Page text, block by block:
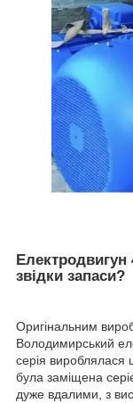
звідки запаси?
Оригінальним
Володимирський
серія вироблялася
була заміщена
дуже вдалими, з